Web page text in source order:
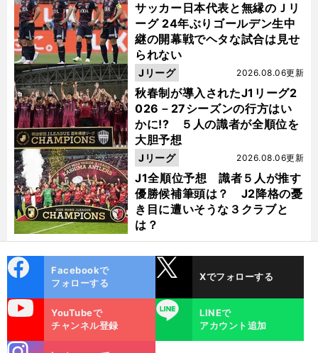
サッカー日本代表と無縁のＪリ
ーグ 24年ぶりゴールデン生中
継の開幕戦でヘタな試合は見せ
られない
秋春制が導入されたJ1リーグ2
026－27シーズンの行方はい
かに!? ５人の識者が全順位を
大胆予想
2026.08.06更新
Jリーグ
J1全順位予想 識者５人が推す
優勝候補筆頭は？ J2降格の憂
き目に遭いそうな３クラブと
は？
2026.08.06更新
Jリーグ
ok
Facebookで
フォローする
Xでフォローする
YouTubeで
チャンネル登録
LINE
LINEで
アカウント追加